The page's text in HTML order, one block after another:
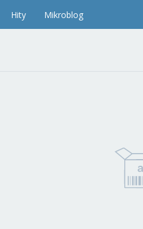
Hity Mikroblog